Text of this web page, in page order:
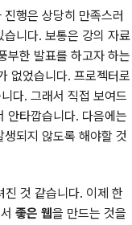
행은 상당히 만족스러
니다. 보통은 강의 자료
부한 발표를 하고자 하는
없었습니다. 프로젝터로
다. 그래서 직접 보여드
안타깝습니다. 다음에는
되지 않도록 해야할 것
것 같습니다. 이제 한
좋은 웹을 만드는 것을